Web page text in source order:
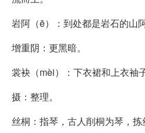
岩阿（ē）：到处都是岩石的山
增重阴：更黑暗。
裳袂（mèi）：下衣裙和上衣袖
摄：整理。
丝桐：指琴，古人削桐为琴，拣